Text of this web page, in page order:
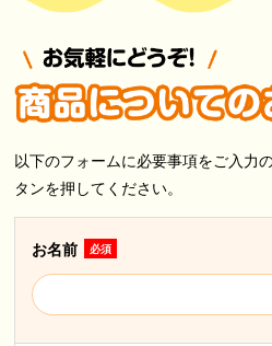
以下のフォームに必要事項をご入力
タンを押してください。
お名前 必須